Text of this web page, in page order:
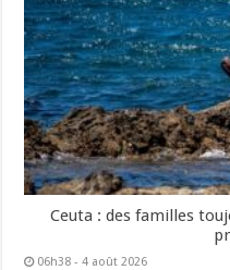
Ceuta : des familles
06h38 - 4 août 2026